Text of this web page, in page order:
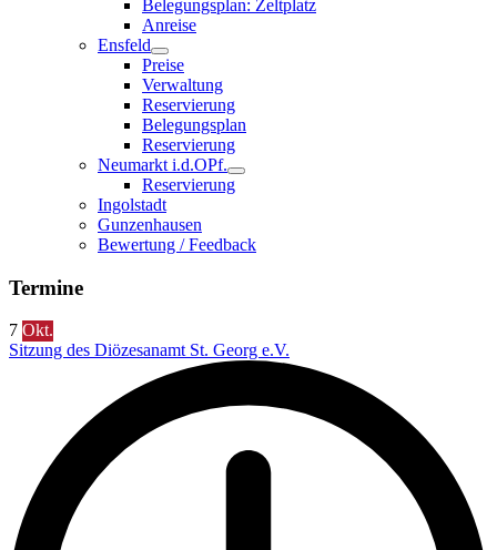
Belegungsplan: Zeltplatz
Anreise
Ensfeld
Preise
Verwaltung
Reservierung
Belegungsplan
Reservierung
Neumarkt i.d.OPf.
Reservierung
Ingolstadt
Gunzenhausen
Bewertung / Feedback
Termine
7 Okt.
Sitzung des Diözesanamt St. Georg e.V.